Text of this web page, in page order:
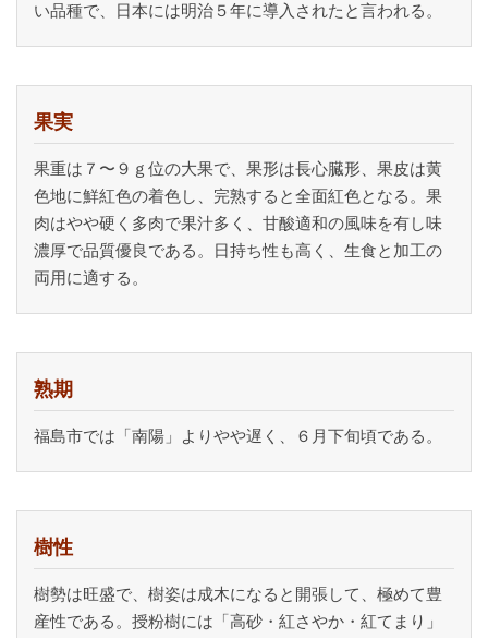
い品種で、日本には明治５年に導入されたと言われる。
果実
果重は７〜９ｇ位の大果で、果形は長心臓形、果皮は黄
色地に鮮紅色の着色し、完熟すると全面紅色となる。果
肉はやや硬く多肉で果汁多く、甘酸適和の風味を有し味
濃厚で品質優良である。日持ち性も高く、生食と加工の
両用に適する。
熟期
福島市では「南陽」よりやや遅く、６月下旬頃である。
樹性
樹勢は旺盛で、樹姿は成木になると開張して、極めて豊
産性である。授粉樹には「高砂・紅さやか・紅てまり」